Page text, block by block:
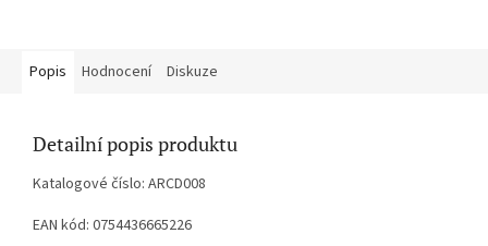
Popis Hodnocení Diskuze
Detailní popis produktu
Katalogové číslo: ARCD008
EAN kód: 0754436665226